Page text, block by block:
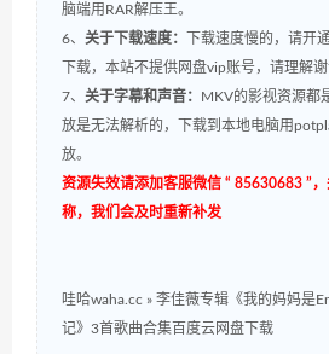
脑端用RAR解压王。
6、 关于下载速度：
下载速度慢的，请开
下载，本站不提供网盘vip账号，请理解谢
7、 关于字幕和声音： MKV的影视资源都
放是无法解析的，下载到本地电脑用
放。
资源失效请添加客服微信 “ 85630683 ”
称，我们会及时重新补发
哇哈waha.cc » 李佳薇专辑《我的妈妈是
记》3首歌曲合集百度云网盘下载